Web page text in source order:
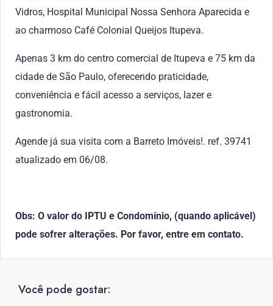
Vidros, Hospital Municipal Nossa Senhora Aparecida e
ao charmoso Café Colonial Queijos Itupeva.
Apenas 3 km do centro comercial de Itupeva e 75 km da
cidade de São Paulo, oferecendo praticidade,
conveniência e fácil acesso a serviços, lazer e
gastronomia.
Agende já sua visita com a Barreto Imóveis!. ref. 39741
atualizado em 06/08.
Obs: O valor do IPTU e Condomínio, (quando aplicável)
pode sofrer alterações. Por favor, entre em contato.
Você pode gostar: